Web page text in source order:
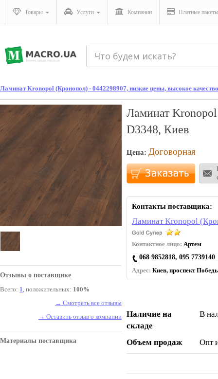
Товары Услуги Компании Платные пакеты
Ламинат Kronopol (Кронопол) - 0442298907, низкие цены, высокое
Отзывы о поставщике
Всего: 1, положительных: 100%
→ Смотреть все отзывы
→ Оставить отзыв о компании
Материалы поставщика
Ламинат Kronopol
D3348, Киев
Цена: Договорная
Контакты поставщика:
Ламинат Kronopol
Контактное лицо: Артем
068 9852818, 095 7739140
Адрес: Киев, проспект
Наличие на
складе
В
Объем продаж Опт